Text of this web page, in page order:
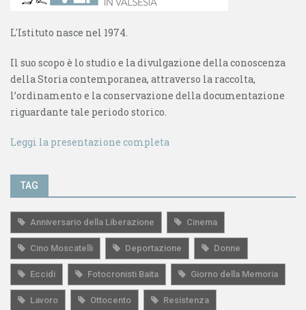
L'Istituto nasce nel 1974.
Il suo scopo è lo studio e la divulgazione della conoscenza
della Storia contemporanea, attraverso la raccolta,
l’ordinamento e la conservazione della documentazione
riguardante tale periodo storico.
Leggi la presentazione completa
TAG
Anniversario della Liberazione Cinema
Cino Moscatelli Deportazione Donne
Eccidi Fotocronisti Baita Giorno della Memoria
Lavoro Ottocento Resistenza